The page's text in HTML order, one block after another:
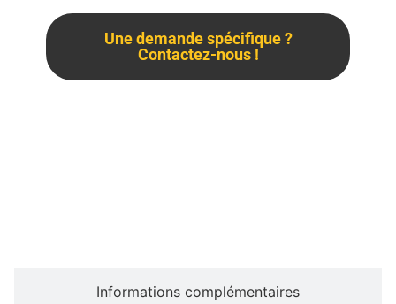
Une demande spécifique ?
Contactez-nous !
Informations complémentaires